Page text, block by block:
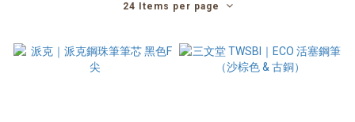
24 Items per page